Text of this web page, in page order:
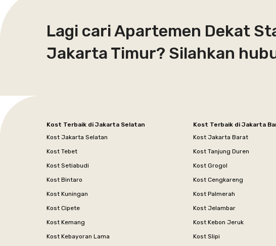
Lagi cari Apartemen Dekat
Jakarta Timur? Silahkan
Kost Terbaik di Jakarta Selatan
Kost Jakarta Selatan
Kost Tebet
Kost Setiabudi
Kost Bintaro
Kost Kuningan
Kost Cipete
Kost Kemang
Kost Kebayoran Lama
Kost Terbaik di Jakarta
Kost Jakarta Barat
Kost Tanjung Duren
Kost Grogol
Kost Cengkareng
Kost Palmerah
Kost Jelambar
Kost Kebon Jeruk
Kost Slipi